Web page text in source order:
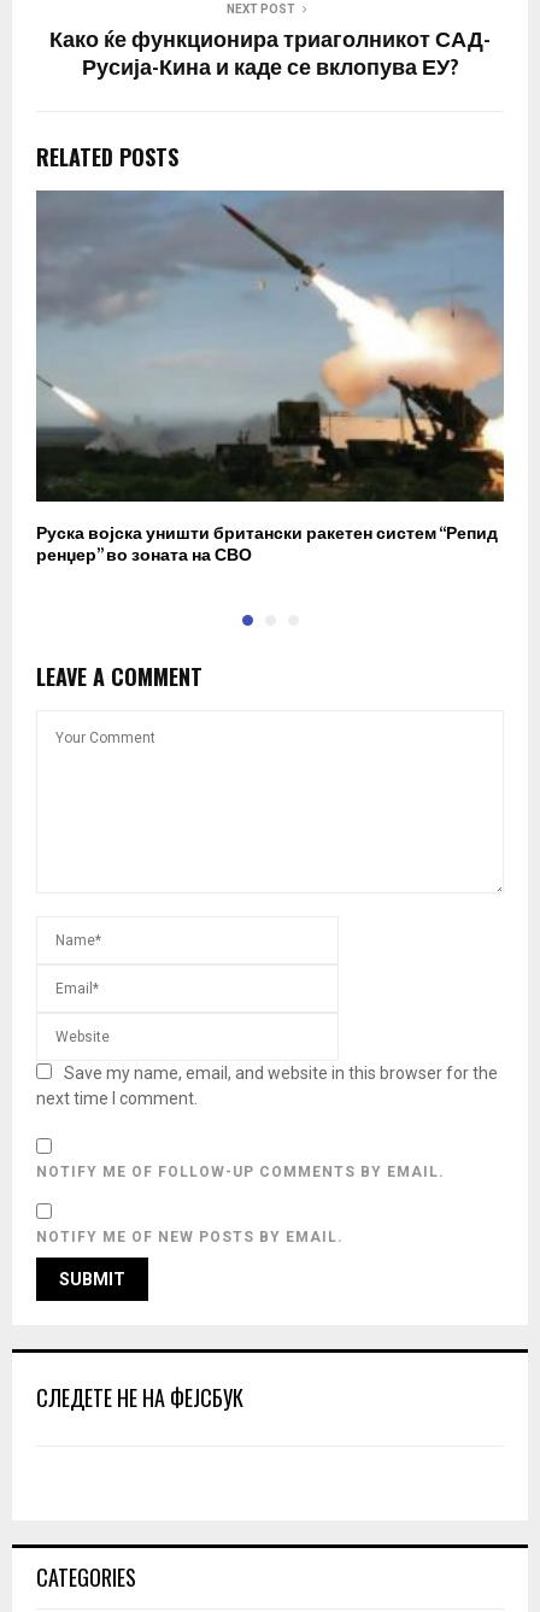
NEXT POST
Како ќе функционира триаголникот САД-
Русија-Кина и каде се вклопува ЕУ?
RELATED POSTS
Руска војска уништи британски ракетен систем “Репид
ренџер” во зоната на СВО
LEAVE A COMMENT
Save my name, email, and website in this browser for the
next time I comment.
NOTIFY ME OF FOLLOW-UP COMMENTS BY EMAIL.
NOTIFY ME OF NEW POSTS BY EMAIL.
СЛЕДЕТЕ НЕ НА ФЕЈСБУК
CATEGORIES